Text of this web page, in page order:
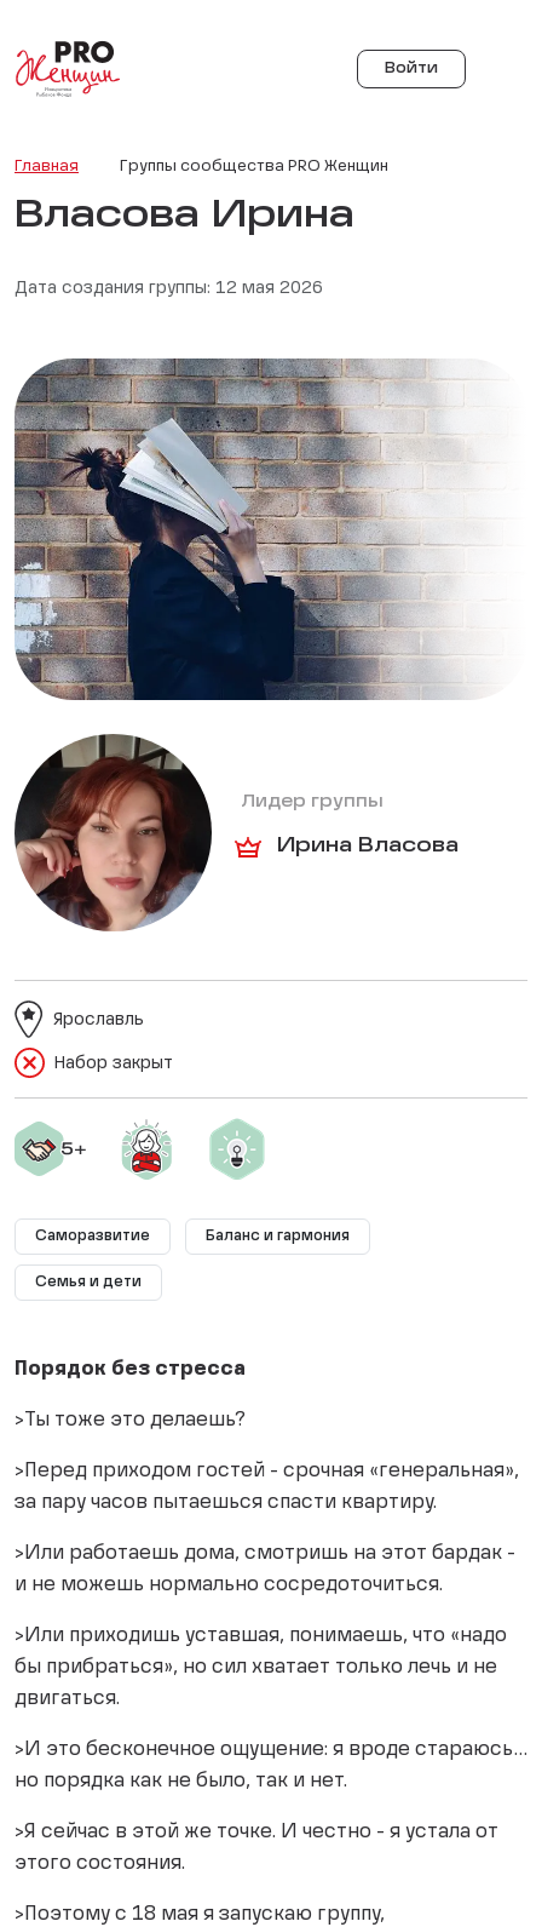
Войти
Главная Группы сообщества PRO Женщин
Власова Ирина
Дата создания группы: 12 мая 2026
Лидер группы
Ирина Власова
Набор закрыт
Ярославль
Саморазвитие Баланс и гармония
Семья и дети
Порядок без стресса
>Ты тоже это делаешь?
>Перед приходом гостей - срочная «генеральная»,
за пару часов пытаешься спасти квартиру.
>Или работаешь дома, смотришь на этот бардак -
и не можешь нормально сосредоточиться.
>Или приходишь уставшая, понимаешь, что «надо
бы прибраться», но сил хватает только лечь и не
двигаться.
>И это бесконечное ощущение: я вроде стараюсь…
но порядка как не было, так и нет.
>Я сейчас в этой же точке. И честно - я устала от
этого состояния.
>Поэтому с 18 мая я запускаю группу,